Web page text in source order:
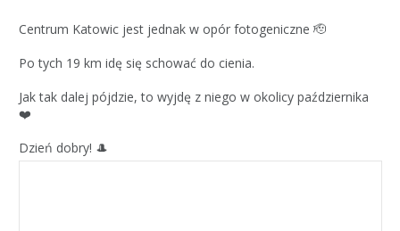
Centrum Katowic jest jednak w opór fotogeniczne 🫡
Po tych 19 km idę się schować do cienia.
Jak tak dalej pójdzie, to wyjdę z niego w okolicy października
❤️
Dzień dobry! 🎩